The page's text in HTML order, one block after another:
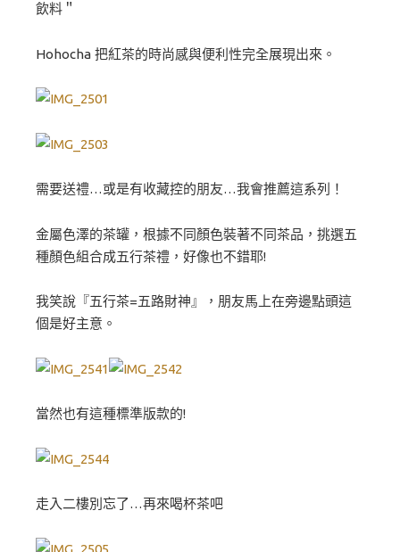
飲料＂
Hohocha 把紅茶的時尚感與便利性完全展現出來。
需要送禮…或是有收藏控的朋友…我會推薦這系列！
金屬色澤的茶罐，根據不同顏色裝著不同茶品，挑選五
種顏色組合成五行茶禮，好像也不錯耶!
我笑說『五行茶=五路財神』，朋友馬上在旁邊點頭這
個是好主意。
當然也有這種標準版款的!
走入二樓別忘了…再來喝杯茶吧